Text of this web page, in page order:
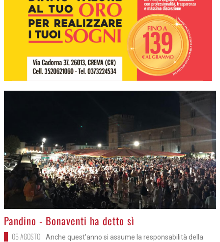
>
Pandino - Bonaventi ha detto sì
06 AGOSTO
Anche quest'anno si assume la responsabilità della